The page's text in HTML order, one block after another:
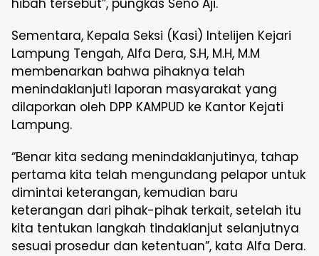
hibah tersebut”, pungkas Seno Aji.
Sementara, Kepala Seksi (Kasi) Intelijen Kejari
Lampung Tengah, Alfa Dera, S.H, M.H, M.M
membenarkan bahwa pihaknya telah
menindaklanjuti laporan masyarakat yang
dilaporkan oleh DPP KAMPUD ke Kantor Kejati
Lampung.
“Benar kita sedang menindaklanjutinya, tahap
pertama kita telah mengundang pelapor untuk
dimintai keterangan, kemudian baru
keterangan dari pihak-pihak terkait, setelah itu
kita tentukan langkah tindaklanjut selanjutnya
sesuai prosedur dan ketentuan”, kata Alfa Dera.